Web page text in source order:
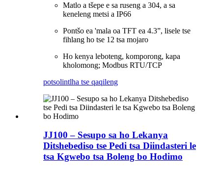
Matlo a tšepe e sa ruseng a 304, a sa
keneleng metsi a IP66
Pontšo ea 'mala oa TFT ea 4.3”, lisele tse
fihlang ho tse 12 tsa mojaro
Ho kenya leboteng, komporong, kapa
kholomong; Modbus RTU/TCP
potsolintlha tse qaqileng
JJ100 – Sesupo sa ho Lekanya
Ditshebediso tse Pedi tsa Diindasteri le
tsa Kgwebo tsa Boleng bo Hodimo